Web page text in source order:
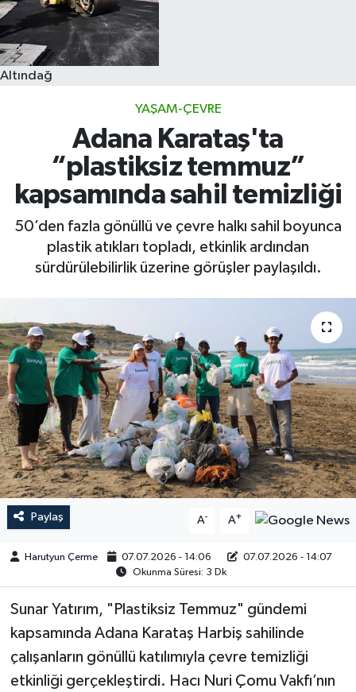
Altındağ
YAŞAM-ÇEVRE
Adana Karataş'ta
“plastiksiz temmuz”
kapsamında sahil temizliği
50’den fazla gönüllü ve çevre halkı sahil boyunca
plastik atıkları topladı, etkinlik ardından
sürdürülebilirlik üzerine görüşler paylaşıldı.
Paylaş A- A+
Harutyun Çerme 07.07.2026 - 14:06
07.07.2026 - 14:07
Okunma Süresi: 3 Dk
Sunar Yatırım, "Plastiksiz Temmuz" gündemi
kapsamında Adana Karataş Harbiş sahilinde
çalışanların gönüllü katılımıyla çevre temizliği
etkinliği gerçekleştirdi. Hacı Nuri Çomu Vakfı’nın